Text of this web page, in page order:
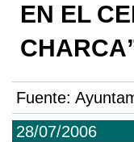
28/07/2006
EN EL
Fuente: